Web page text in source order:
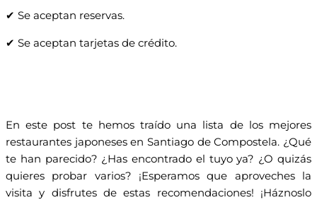
✔ Se aceptan reservas.
✔ Se aceptan tarjetas de crédito.
En este post te hemos traído una lista de los mejores
restaurantes japoneses en Santiago de Compostela. ¿Qué
te han parecido? ¿Has encontrado el tuyo ya? ¿O quizás
quieres probar varios? ¡Esperamos que aproveches la
visita y disfrutes de estas recomendaciones! ¡Háznoslo